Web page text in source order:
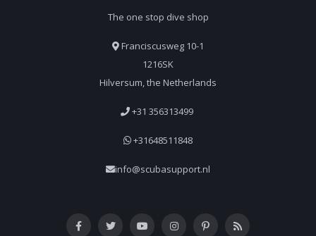
The one stop dive shop
Franciscusweg 10-1
1216SK
Hilversum, the Netherlands
+31 356313499
+31648511848
info@scubasupport.nl